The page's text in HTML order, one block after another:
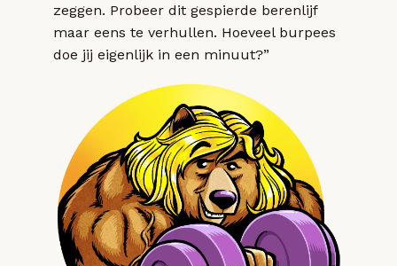
zeggen. Probeer dit gespierde berenlijf
maar eens te verhullen. Hoeveel burpees
doe jij eigenlijk in een minuut?”